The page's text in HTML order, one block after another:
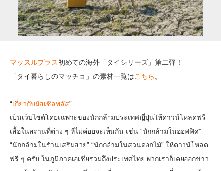
マッスルプラス初めての海外「タイシリーズ」第二弾！
「タイ暮らしのマッチョ」の素材一覧はこちら 。
“เกี่ยวกับมัสเซิลพลัส”
เป็นเว็บไซต์โดยเฉพาะของนักกล้ามประเทศญี่ปุ่นให้ดาวน์โหลดฟรี
เสื้อในสถานที่ต่าง ๆ ที่ไม่ค่อยจะเห็นกัน เช่น “นักกล้ามในออฟฟิศ”
“นักกล้ามในร้านเสริมสวย” “นักกล้ามในสวนดอกไม้” ให้ดาวน์โหลด
ฟรี ๆ ครับ ในภูมิภาคเอเชียรวมถึงประเทศไทย พวกเราก็เคยออกข่าว